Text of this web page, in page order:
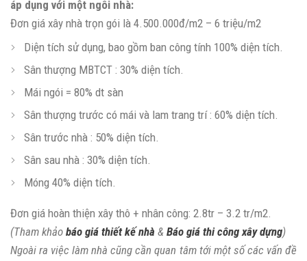
áp dụng với một ngôi nhà:
Đơn giá xây nhà trọn gói là 4.500.000đ/m2 – 6 triệu/m2
Diện tích sử dụng, bao gồm ban công tính 100% diện tích.
Sân thượng MBTCT : 30% diện tích.
Mái ngói = 80% dt sàn
Sân thượng trước có mái và lam trang trí : 60% diện tích.
Sân trước nhà : 50% diện tích.
Sân sau nhà : 30% diện tích.
Móng 40% diện tích.
Đơn giá hoàn thiện xây thô + nhân công: 2.8tr – 3.2 tr/m2.
(Tham khảo báo giá thiết kế nhà & Báo giá thi công xây dựng)
Ngoài ra việc làm nhà cũng cần quan tâm tới một số các vấn đề